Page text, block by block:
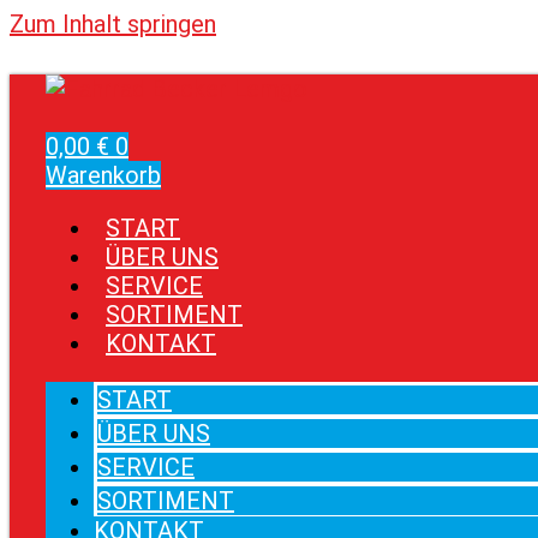
Zum Inhalt springen
0,00 € 0
Warenkorb
START
ÜBER UNS
SERVICE
SORTIMENT
KONTAKT
START
ÜBER UNS
SERVICE
SORTIMENT
KONTAKT